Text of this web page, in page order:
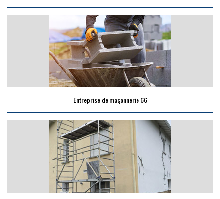
Entreprise de maçonnerie 66